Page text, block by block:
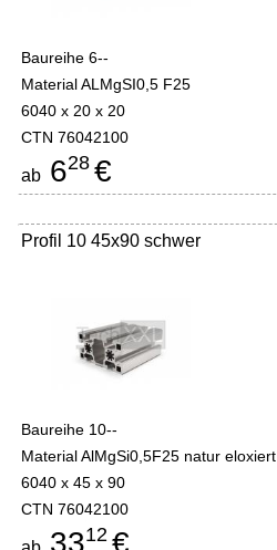
Baureihe 6--
Material ALMgSI0,5 F25
6040 x 20 x 20
CTN 76042100
ab 628 €
Profil 10 45x90 schwer
Baureihe 10--
Material AlMgSi0,5F25 natur eloxiert
6040 x 45 x 90
CTN 76042100
3312 €